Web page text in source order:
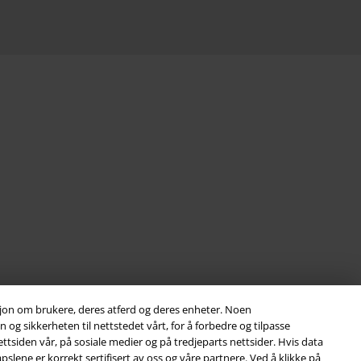
om brukere, deres atferd og deres enheter. Noen
og sikkerheten til nettstedet vårt, for å forbedre og tilpasse
vår, på sosiale medier og på tredjeparts nettsider. Hvis data
er korrekt sertifisert av oss og våre partnere. Ved å klikke på